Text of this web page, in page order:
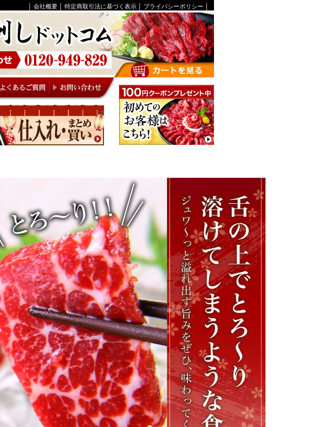
会社概要 特定商取引法に基づく表示 プライバシーポリシー